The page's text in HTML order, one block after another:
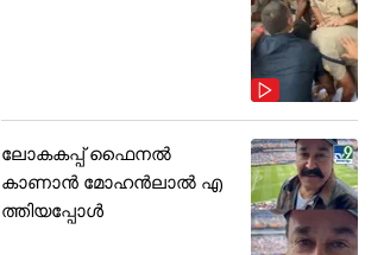
ലോകകപ്പ് ഫൈനൽ
കാണാൻ മോഹൻലാൽ എ
ത്തിയപ്പോൾ